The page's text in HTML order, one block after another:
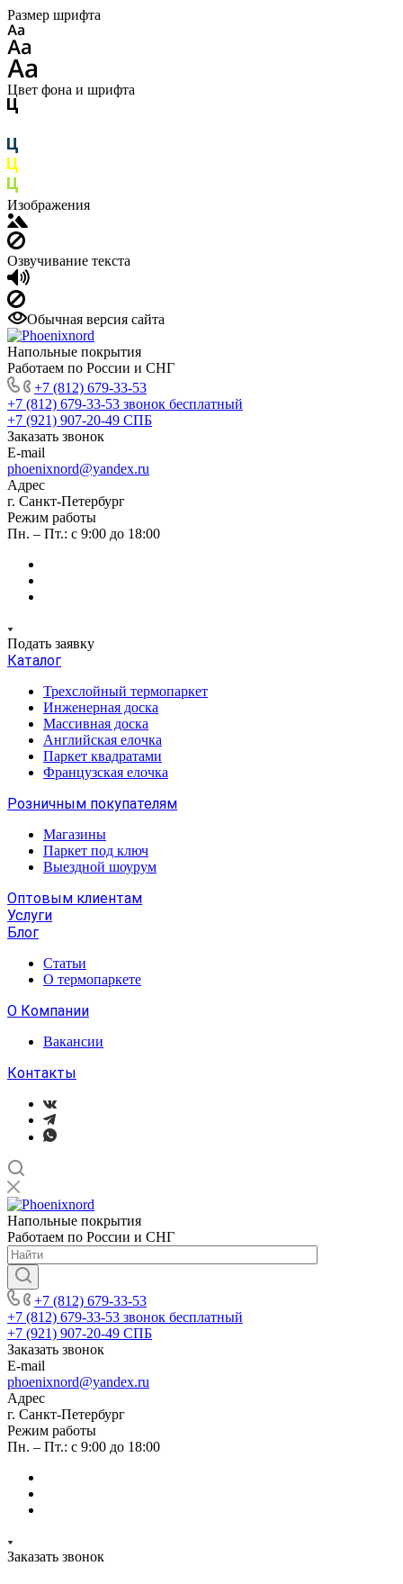
Размер шрифта
Цвет фона и шрифта
Изображения
Озвучивание текста
Обычная версия сайта
Напольные покрытия
Работаем по России и СНГ
+7 (812) 679-33-53
+7 (812) 679-33-53 звонок бесплатный
+7 (921) 907-20-49 СПБ
Заказать звонок
E-mail
phoenixnord@yandex.ru
Адрес
г. Санкт-Петербург
Режим работы
Пн. – Пт.: с 9:00 до 18:00
Подать заявку
Каталог
Трехслойный термопаркет
Инженерная доска
Массивная доска
Английская елочка
Паркет квадратами
Французская елочка
Розничным покупателям
Магазины
Паркет под ключ
Выездной шоурум
Оптовым клиентам
Услуги
Блог
Статьи
О термопаркете
О Компании
Вакансии
Контакты
Напольные покрытия
Работаем по России и СНГ
+7 (812) 679-33-53
+7 (812) 679-33-53 звонок бесплатный
+7 (921) 907-20-49 СПБ
Заказать звонок
E-mail
phoenixnord@yandex.ru
Адрес
г. Санкт-Петербург
Режим работы
Пн. – Пт.: с 9:00 до 18:00
Заказать звонок